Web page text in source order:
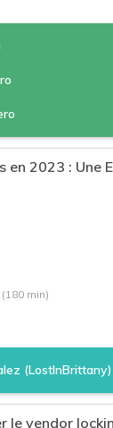
en 2023 : Une
min)
(LostInBrittany)
le vendor